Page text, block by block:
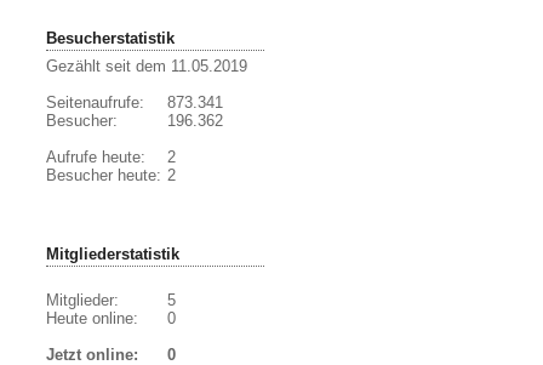
Besucherstatistik
Gezählt seit dem 11.05.2019
Seitenaufrufe:
Besucher:
Aufrufe heute:
Besucher heute:
873.341
196.362
2
2
Mitgliederstatistik
Mitglieder:
Heute online:
5
0
Jetzt online:
0